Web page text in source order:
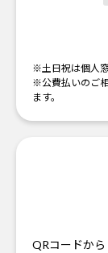
※土日祝は個人窓
※公費払いのご
ます。
QRコードか